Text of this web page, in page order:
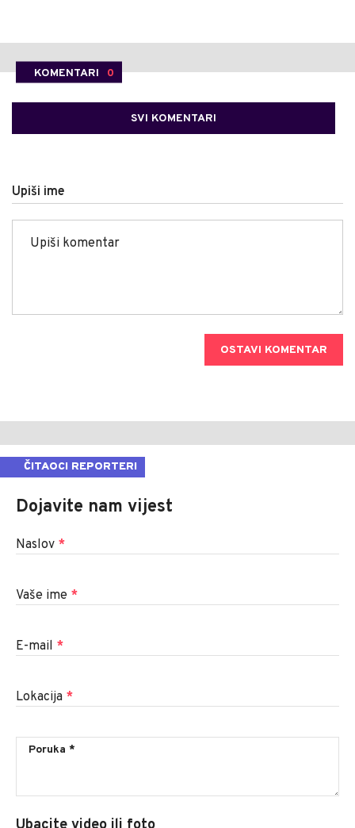
KOMENTARI 0
SVI KOMENTARI
Upiši ime
OSTAVI KOMENTAR
ČITAOCI REPORTERI
Dojavite nam vijest
Naslov *
Vaše ime *
E-mail *
Lokacija *